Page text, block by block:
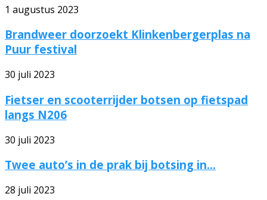
1 augustus 2023
Brandweer doorzoekt Klinkenbergerplas na
Puur festival
30 juli 2023
Fietser en scooterrijder botsen op fietspad
langs N206
30 juli 2023
Twee auto’s in de prak bij botsing in...
28 juli 2023